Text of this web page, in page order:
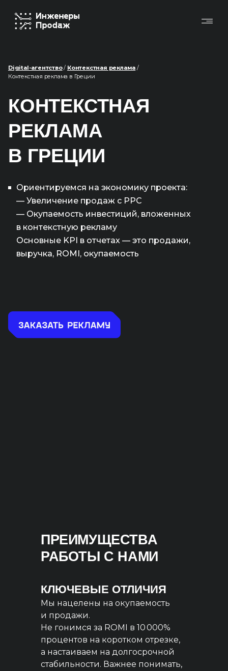
КОНТЕКСТНАЯ
РЕКЛАМА
В ГРЕЦИИ
Ориентируемся на экономику проекта:
— Увеличение продаж с PPC
— Окупаемость инвестиций, вложенных
в контекстную рекламу
Основные KPI в отчетах — это продажи,
выручка, ROMI, окупаемость
Digital-агентство / Контекстная реклама /
Контекстная реклама в Греции
ПРЕИМУЩЕСТВА
РАБОТЫ С НАМИ
КЛЮЧЕВЫЕ ОТЛИЧИЯ
Мы нацелены на окупаемость
и продажи.
Не гонимся за ROMI в 10 000%
процентов на коротком отрезке,
а настаиваем на долгосрочной
стабильности. Важнее понимать,